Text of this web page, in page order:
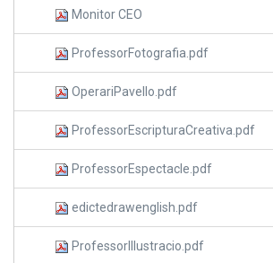
Monitor CEO
ProfessorFotografia.pdf
OperariPavello.pdf
ProfessorEscripturaCreativa.pdf
ProfessorEspectacle.pdf
edictedrawenglish.pdf
ProfessorIllustracio.pdf